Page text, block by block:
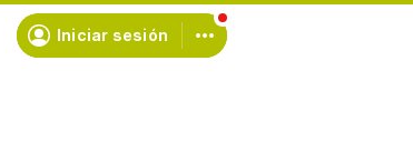
Iniciar sesión